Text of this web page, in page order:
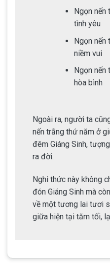
Ngọn nến
tình yêu
Ngọn nến
niềm vui
Ngọn
hòa bình
Ngoài ra, người ta
nến trắng thứ năm ở
đêm Giáng Sinh,
ra đời.
Nghi thức này không
đón Giáng Sinh mà
về một tương lai tươi
giữa hiện tại tăm tối,